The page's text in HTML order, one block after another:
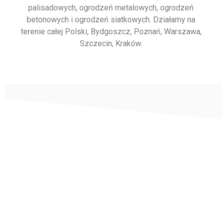
palisadowych, ogrodzeń metalowych, ogrodzeń
betonowych i ogrodzeń siatkowych. Działamy na
terenie całej Polski, Bydgoszcz, Poznań, Warszawa,
Szczecin, Kraków.